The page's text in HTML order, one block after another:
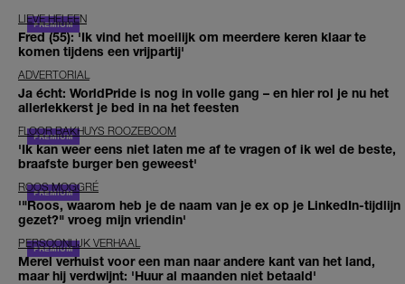
LIEVE HELEEN
Fred (55): 'Ik vind het moeilijk om meerdere keren klaar te
komen tijdens een vrijpartij'
ADVERTORIAL
Ja écht: WorldPride is nog in volle gang – en hier rol je nu het
allerlekkerst je bed in na het feesten
FLOOR BAKHUYS ROOZEBOOM
'Ik kan weer eens niet laten me af te vragen of ik wel de beste,
braafste burger ben geweest'
ROOS MOGGRÉ
'"Roos, waarom heb je de naam van je ex op je LinkedIn-tijdlijn
gezet?" vroeg mijn vriendin'
PERSOONLIJK VERHAAL
Merel verhuist voor een man naar andere kant van het land,
maar hij verdwijnt: 'Huur al maanden niet betaald'